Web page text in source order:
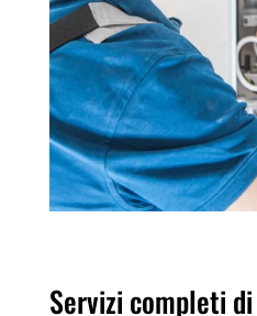
Servizi completi